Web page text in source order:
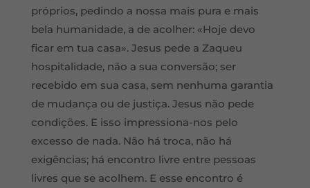
próprios, pedindo a nossa mais pura e mais
bela humanidade, a de acolher: «Hoje devo
ficar em tua casa». Jesus pede a Zaqueu
hospitalidade, não a sua conversão; ser
recebido em sua casa, sem nenhuma garantia
de mudança ou de justiça. Jesus não pede
condições. E isso impressiona-nos pelo
excesso de nada. Não há troca, não há
exigências; há encontro livre entre pessoas
livres que se acolhem. E esse encontro é